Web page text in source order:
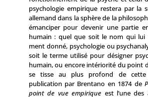
psychologie empirique restera par la
allemand dans la sphère de la
émanciper pour devenir une partie
humain : quel que soit le nom qui lui
ment donné, psychologie ou
soit le terme utilisé pour désigner
humain, ou encore intériorité du point
se tisse au plus profond de cette
publication par Brentano en 1874 de
point de vue empirique est l’une